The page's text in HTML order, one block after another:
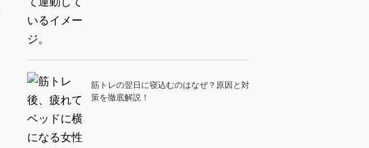
筋トレの翌日に寝込むのはなぜ？原因と対
策を徹底解説！